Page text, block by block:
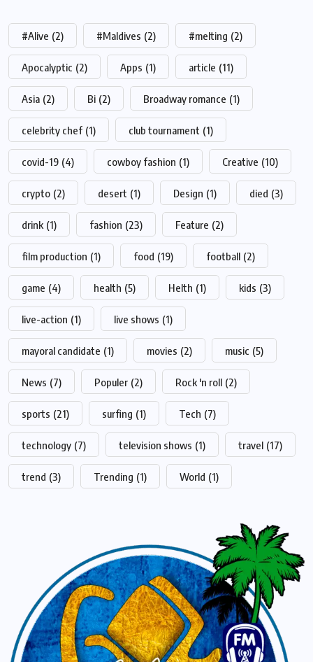
#Alive (2) #Maldives (2) #melting (2)
Apocalyptic (2) Apps (1) article (11)
Asia (2) Bi (2) Broadway romance (1)
celebrity chef (1) club tournament (1)
covid-19 (4) cowboy fashion (1) Creative (10)
crypto (2) desert (1) Design (1) died (3)
drink (1) fashion (23) Feature (2)
film production (1) food (19) football (2)
game (4) health (5) Helth (1) kids (3)
live-action (1) live shows (1)
mayoral candidate (1) movies (2) music (5)
News (7) Populer (2) Rock 'n roll (2)
sports (21) surfing (1) Tech (7)
technology (7) television shows (1) travel (17)
trend (3) Trending (1) World (1)